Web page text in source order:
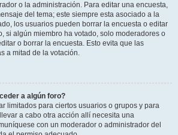
o la administración. Para editar una encuesta,
del tema; este siempre esta asociado a la
los usuarios pueden borrar la encuesta o editar
si algún miembro ha votado, solo moderadores o
o borrar la encuesta. Esto evita que las
a mitad de la votación.
a algún foro?
limitados para ciertos usuarios o grupos y para
a cabo otra acción allí necesita una
con un moderador o administrador del